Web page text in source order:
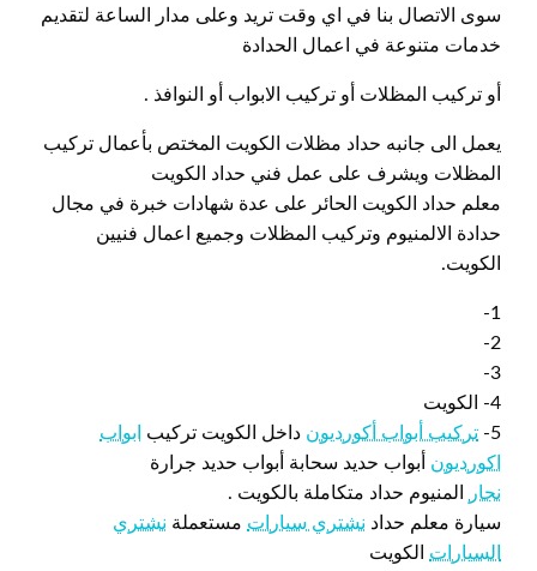
سوى الاتصال بنا في اي وقت تريد وعلى مدار الساعة لتقديم
خدمات متنوعة في اعمال الحدادة
أو تركيب المظلات أو تركيب الابواب أو النوافذ .
يعمل الى جانبه حداد مظلات الكويت المختص بأعمال تركيب
المظلات ويشرف على عمل فني حداد الكويت
معلم حداد الكويت الحائر على عدة شهادات خبرة في مجال
حدادة الالمنيوم وتركيب المظلات وجميع اعمال فنيين
الكويت.
1-
2-
3-
4- الكويت
5-
تركيب أبواب أكورديون داخل الكويت تركيب
ابواب
اكورديون أبواب حديد سحابة أبواب حديد جرارة
نجار
المنيوم حداد متكاملة بالكويت .
سيارة معلم حداد نشتري سيارات مستعملة نشتري
السيارات الكويت